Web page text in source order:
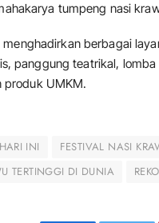
tumpeng nasi
berbagai
panggung teatrikal,
produk UMKM.
INI FESTIVAL NASI
TERTINGGI DI DUNIA